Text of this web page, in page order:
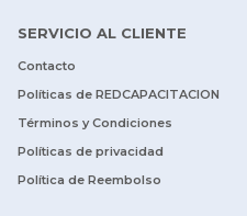
SERVICIO AL CLIENTE
Contacto
Políticas de REDCAPACITACION
Términos y Condiciones
Políticas de privacidad
Política de Reembolso